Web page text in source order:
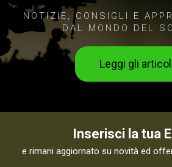
NOTIZIE, CONSIGLI E
DAL MONDO DEL
Leggi gli
Inserisci la tua
e rimani aggiornato su novità ed